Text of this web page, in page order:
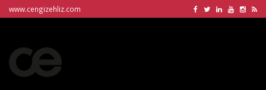
www.cengizehliz.com